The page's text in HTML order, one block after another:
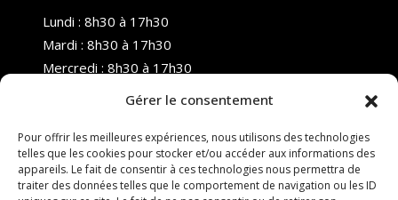
Gérer le consentement
Pour offrir les meilleures expériences, nous utilisons des technologies
telles que les cookies pour stocker et/ou accéder aux informations des
appareils. Le fait de consentir à ces technologies nous permettra de
traiter des données telles que le comportement de navigation ou les ID
Lundi : 8h30 à 17h30
Mardi : 8h30 à 17h30
Mercredi : 8h30 à 17h30
Samedi : Fermé
Dimanche : Fermé